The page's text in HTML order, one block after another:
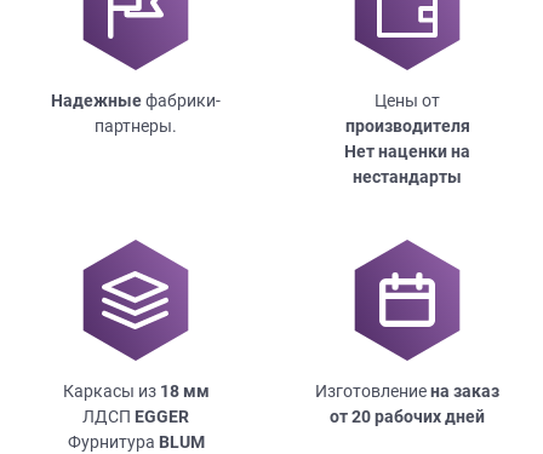
Надежныефабрики-
партнеры.
Цены от
производителя
Нет наценки на
нестандарты
Каркасы из 18мм
ЛДСП EGGER
Фурнитура BLUM
Изготовлениена заказ
от 20 рабочих дней